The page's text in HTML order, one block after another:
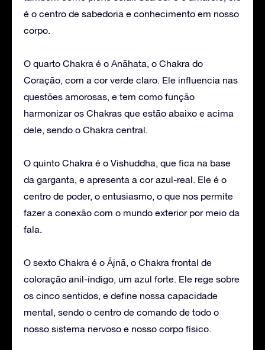
é o centro de sabedoria e conhecimento em nosso
corpo.
O quarto Chakra é o Anãhata, o Chakra do
Coração, com a cor verde claro. Ele influencia nas
questões amorosas, e tem como função
harmonizar os Chakras que estão abaixo e acima
dele, sendo o Chakra central.
O quinto Chakra é o Vishuddha, que fica na base
da garganta, e apresenta a cor azul-real. Ele é o
centro de poder, o entusiasmo, o que nos permite
fazer a conexão com o mundo exterior por meio da
fala.
O sexto Chakra é o Ãjnã, o Chakra frontal de
coloração anil-índigo, um azul forte. Ele rege sobre
os cinco sentidos, e define nossa capacidade
mental, sendo o centro de comando de todo o
nosso sistema nervoso e nosso corpo físico.